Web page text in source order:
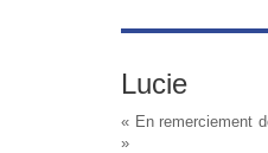
Lucie
« En remerciement
»